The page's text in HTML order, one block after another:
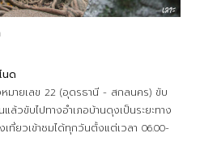
นด
มายเลข 22 (อุดรธานี - สกลนคร) ขับ
ล้วขับไปทางอำเภอบ้านดุงเป็นระยะทาง
เที่ยวเข้าชมได้ทุกวันตั้งแต่เวลา 06.00-